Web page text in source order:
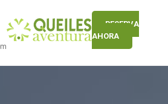
RESERVA
AHORA